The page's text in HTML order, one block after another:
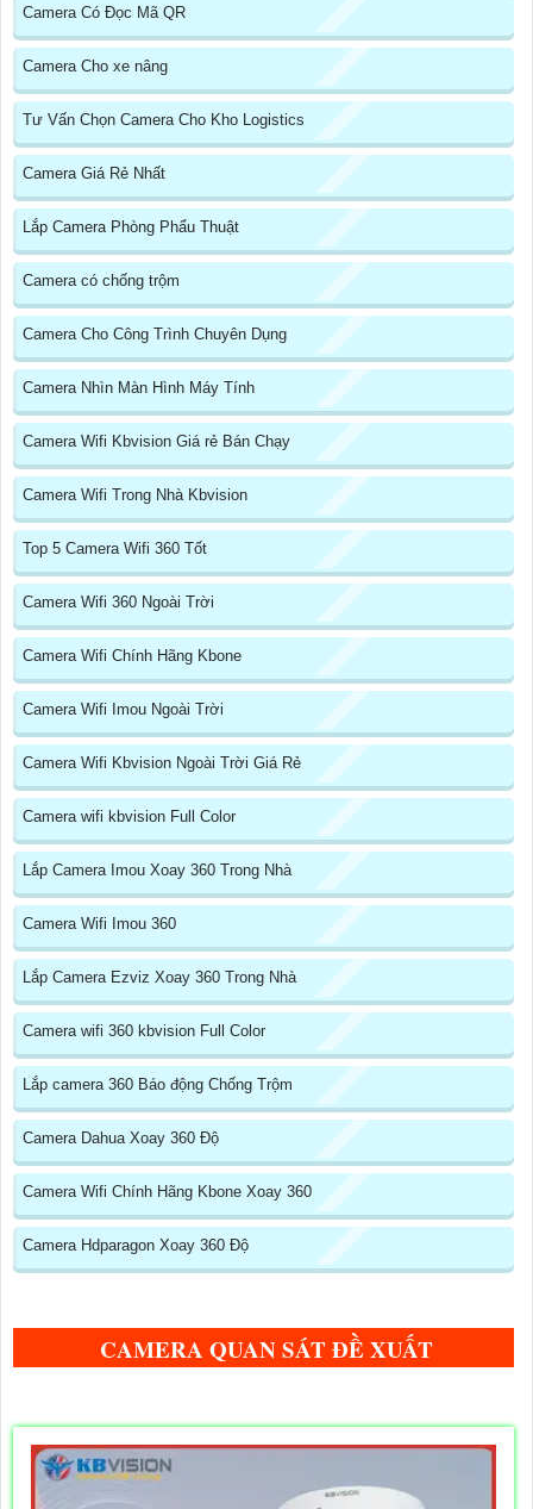
Camera Có Đọc Mã QR
Camera Cho xe nâng
Tư Vấn Chọn Camera Cho Kho Logistics
Camera Giá Rẻ Nhất
Lắp Camera Phòng Phẩu Thuật
Camera có chống trộm
Camera Cho Công Trình Chuyên Dụng
Camera Nhìn Màn Hình Máy Tính
Camera Wifi Kbvision Giá rẻ Bán Chạy
Camera Wifi Trong Nhà Kbvision
Top 5 Camera Wifi 360 Tốt
Camera Wifi 360 Ngoài Trời
Camera Wifi Chính Hãng Kbone
Camera Wifi Imou Ngoài Trời
Camera Wifi Kbvision Ngoài Trời Giá Rẻ
Camera wifi kbvision Full Color
Lắp Camera Imou Xoay 360 Trong Nhà
Camera Wifi Imou 360
Lắp Camera Ezviz Xoay 360 Trong Nhà
Camera wifi 360 kbvision Full Color
Lắp camera 360 Báo động Chống Trộm
Camera Dahua Xoay 360 Độ
Camera Wifi Chính Hãng Kbone Xoay 360
Camera Hdparagon Xoay 360 Độ
CAMERA QUAN SÁT ĐỀ XUẤT